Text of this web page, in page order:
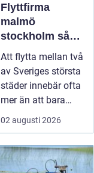
Flyttfirma
malmö
stockholm så
planerar du en
trygg flytt
mellan städerna
Att flytta mellan två
av Sveriges största
städer innebär ofta
mer än att bara
bära kartonger.
Många ...
02 augusti 2026